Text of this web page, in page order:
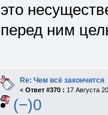
это
перед ним
Re: Чем всё закончится
« Ответ #370 : 17 Августа
(−)0